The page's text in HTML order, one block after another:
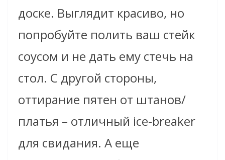
доске. Выглядит красиво, но
попробуйте полить ваш стейк
соусом и не дать ему стечь на
стол. С другой стороны,
оттирание пятен от штанов/
платья – отличный ice-breaker
для свидания. А еще